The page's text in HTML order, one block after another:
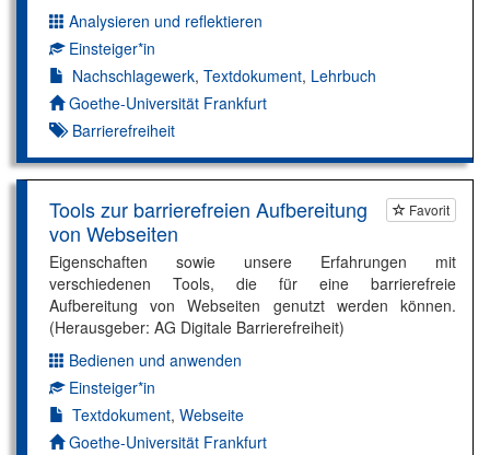
Dimension:
Analysieren und reflektieren
Kompetenzniveau:
Einsteiger*in
Nachschlagewerk, Textdokument, Lehrbuch
Autor*in:
Goethe-Universität Frankfurt
Barrierefreiheit
Favorit
Tools zur barrierefreien Aufbereitung
von Webseiten
Eigenschaften sowie unsere Erfahrungen mit
verschiedenen Tools, die für eine barrierefreie
Aufbereitung von Webseiten genutzt werden können.
(Herausgeber: AG Digitale Barrierefreiheit)
Dimension:
Bedienen und anwenden
Kompetenzniveau:
Einsteiger*in
Textdokument, Webseite
Autor*in:
Goethe-Universität Frankfurt